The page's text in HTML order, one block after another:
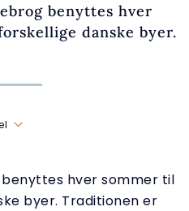
benyttes hver
danske byer.
hver sommer til
byer. Traditionen er